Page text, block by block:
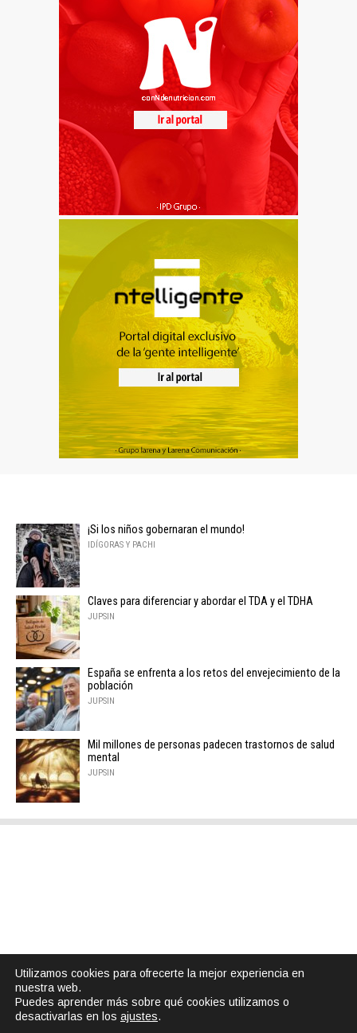
¡Si los niños gobernaran el mundo!
IDÍGORAS Y PACHI
Claves para diferenciar y abordar el TDA y el TDHA
JUPSIN
España se enfrenta a los retos del envejecimiento de la
población
JUPSIN
Mil millones de personas padecen trastornos de salud
mental
JUPSIN
Utilizamos cookies para ofrecerte la mejor experiencia en
nuestra web.
Puedes aprender más sobre qué cookies utilizamos o
desactivarlas en los ajustes.